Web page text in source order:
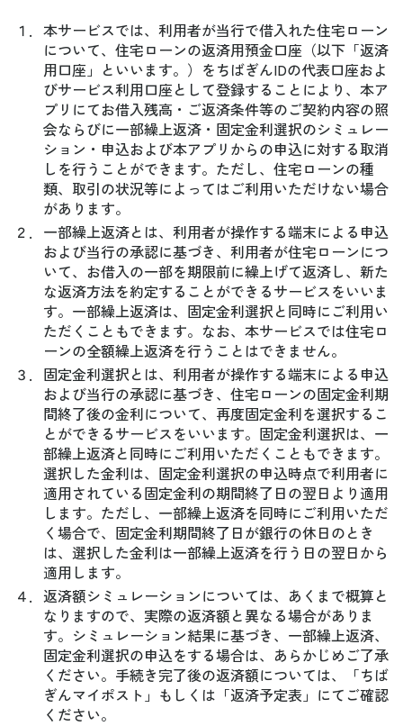
１． 本サービスでは、利用者が当行で借入れた住宅ローン
について、住宅ローンの返済用預金口座（以下「返済
用口座」といいます。）をちばぎんIDの代表口座およ
びサービス利用口座として登録することにより、本ア
プリにてお借入残高・ご返済条件等のご契約内容の照
会ならびに一部繰上返済・固定金利選択のシミュレー
ション・申込および本アプリからの申込に対する取消
しを行うことができます。ただし、住宅ローンの種
類、取引の状況等によってはご利用いただけない場合
があります。
２． 一部繰上返済とは、利用者が操作する端末による申込
および当行の承認に基づき、利用者が住宅ローンにつ
いて、お借入の一部を期限前に繰上げて返済し、新た
な返済方法を約定することができるサービスをいいま
す。一部繰上返済は、固定金利選択と同時にご利用い
ただくこともできます。なお、本サービスでは住宅ロ
ーンの全額繰上返済を行うことはできません。
３． 固定金利選択とは、利用者が操作する端末による申込
および当行の承認に基づき、住宅ローンの固定金利期
間終了後の金利について、再度固定金利を選択するこ
とができるサービスをいいます。固定金利選択は、一
部繰上返済と同時にご利用いただくこともできます。
選択した金利は、固定金利選択の申込時点で利用者に
適用されている固定金利の期間終了日の翌日より適用
します。ただし、一部繰上返済を同時にご利用いただ
く場合で、固定金利期間終了日が銀行の休日のとき
は、選択した金利は一部繰上返済を行う日の翌日から
適用します。
４． 返済額シミュレーションについては、あくまで概算と
なりますので、実際の返済額と異なる場合がありま
す。シミュレーション結果に基づき、一部繰上返済、
固定金利選択の申込をする場合は、あらかじめご了承
ください。手続き完了後の返済額については、「ちば
ぎんマイポスト」もしくは「返済予定表」にてご確認
ください。